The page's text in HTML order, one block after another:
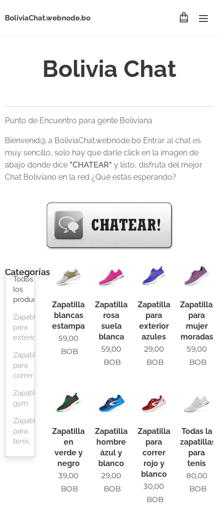
BoliviaChat.webnode.bo
Bolivia Chat
Punto de Encuentro para gente Boliviana
Bienvenid@ a BoliviaChat.webnode.bo Entrar al chat es
muy sencillo, solo hay que darle click en la imagen de
abajo donde dice "CHATEAR" y listo, disfruta del mejor
Chat Boliviano en la red ¿Qué estás esperando?
Categorías
Todos
los
productos
Zapatillas
para
exterior
Zapatillas
para
correr
Zapatillas
gym
Zapatillas
para
tenis
Zapatillas
blancas
estampadas
59,00
BOB
Zapatillas
rosa
suela
blanca
59,00
BOB
Zapatillas
para
exterior
azules
29,00
BOB
Zapatillas
para
mujer
moradas
59,00
BOB
Zapatillas
en
verde y
negro
39,00
BOB
Zapatillas
hombre
ázul y
blanco
29,00
BOB
Zapatillas
para
correr
rojo y
blanco
30,00
BOB
Todas la
zapatillas
para
tenis
80,00
BOB